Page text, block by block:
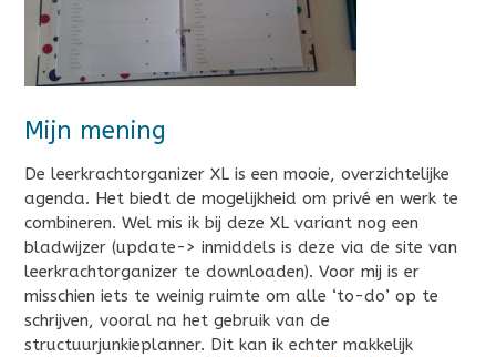
Mijn mening
De leerkrachtorganizer XL is een mooie, overzichtelijke
agenda. Het biedt de mogelijkheid om privé en werk te
combineren. Wel mis ik bij deze XL variant nog een
bladwijzer (update-> inmiddels is deze via de site van
leerkrachtorganizer te downloaden). Voor mij is er
misschien iets te weinig ruimte om alle ‘to-do’ op te
schrijven, vooral na het gebruik van de
structuurjunkieplanner. Dit kan ik echter makkelijk